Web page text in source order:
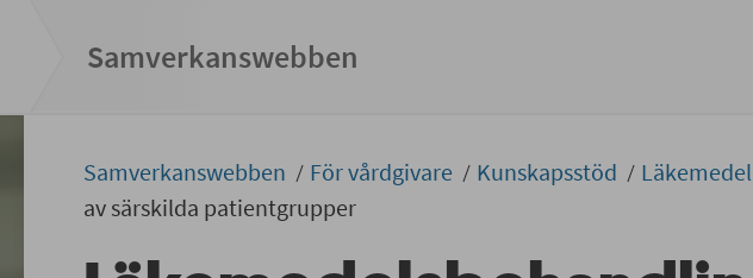
Samverkans­­webben
Samverkans­­­webben För vårdgivare Kunskapsstöd Läkemedel
av särskilda patientgrupper